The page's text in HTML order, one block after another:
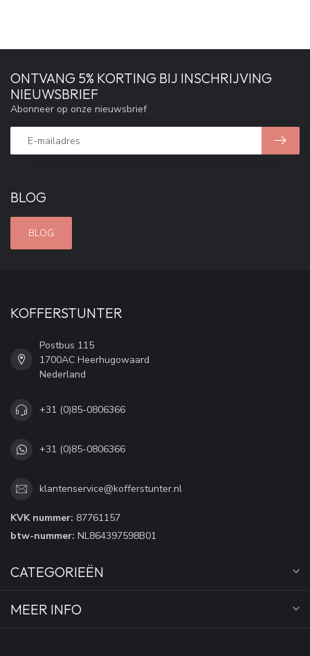
BLOG
BLOG
ONTVANG 5% KORTING BIJ INSCHRIJVING
NIEUWSBRIEF
Abonneer op onze nieuwsbrief
KOFFERSTUNTER
Postbus 115
1700AC Heerhugowaard
Nederland
+31 (0)85-0806366
+31 (0)85-0806366
klantenservice@kofferstunter.nl
KVK nummer: 87761157
btw-nummer: NL864397598B01
CATEGORIEËN
MEER INFO